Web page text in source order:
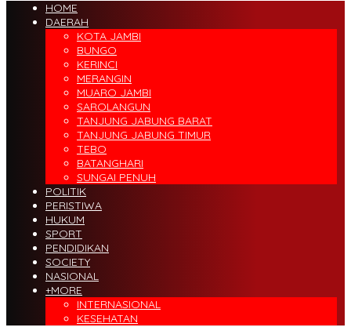
HOME
DAERAH
KOTA JAMBI
BUNGO
KERINCI
MERANGIN
MUARO JAMBI
SAROLANGUN
TANJUNG JABUNG BARAT
TANJUNG JABUNG TIMUR
TEBO
BATANGHARI
SUNGAI PENUH
POLITIK
PERISTIWA
HUKUM
SPORT
PENDIDIKAN
SOCIETY
NASIONAL
+MORE
INTERNASIONAL
KESEHATAN